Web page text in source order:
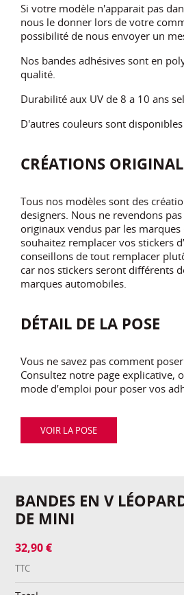
Si votre modèle n'apparait pas
nous le donner lors de votre
possibilité de nous envoyer un
Nos bandes adhésives sont en
qualité.
Durabilité aux UV de 8 a 10 ans
D'autres couleurs sont
CRÉATIONS
Tous nos modèles sont des
designers. Nous ne revendons
originaux vendus par les marques
souhaitez remplacer vos stickers
conseillons de tout remplacer
car nos stickers seront différents
marques automobiles.
DÉTAIL DE LA POSE
Vous ne savez pas comment
Consultez notre page explicative,
mode d’emploi pour poser vos
VOIR LA POSE
BANDES EN V
DE MINI
32,90 €
TTC